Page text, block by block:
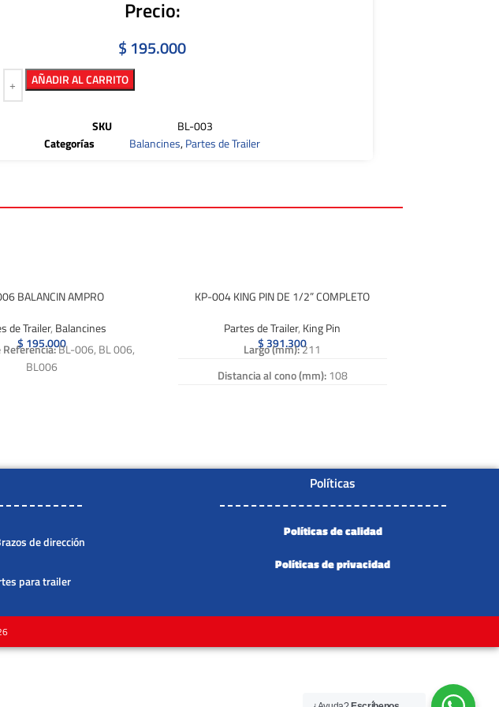
Precio:
$ 195.000
AÑADIR AL CARRITO
SKU
BL-003
Categorías
Balancines,Partes de Trailer
BALANCIN AMPRO
de Trailer, Balancines
$ 195.000
Referencia:BL-006, BL 006,
BL006
KP-004 KING PIN DE 1/2” COMPLETO
Partes de Trailer, King Pin
$391.300
Largo (mm):211
Distancia al cono (mm):108
2- 1/4 x 12 UNF
Numero de Referencia:KP-004, KP 004,
de dirección
para trailer
Políticas
Políticas de calidad
Políticas de privacidad